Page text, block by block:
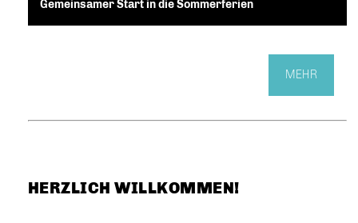
Gemeinsamer Start in die Sommerferien
MEHR
HERZLICH WILLKOMMEN!